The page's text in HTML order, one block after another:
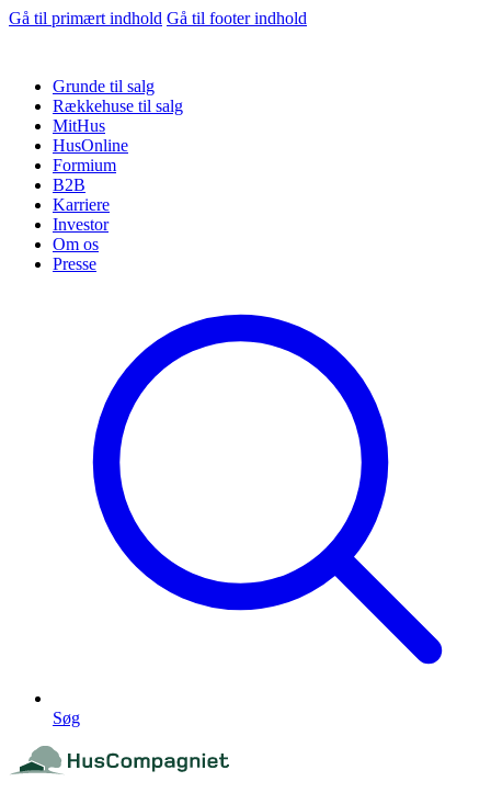
Gå til primært indhold Gå til footer indhold
Grunde til salg
Rækkehuse til salg
MitHus
HusOnline
Formium
B2B
Karriere
Investor
Om os
Presse
Søg